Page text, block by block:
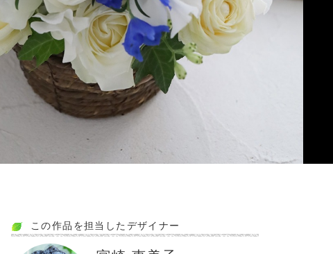
この作品を担当したデザイナー